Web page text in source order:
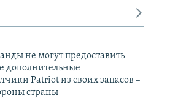
не могут предоставить
дополнительные
Patriot из своих запасов –
страны